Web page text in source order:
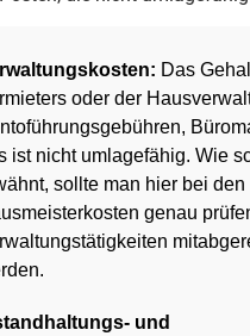
Das
oder der
ist nicht umlagefähig. Wie
sollte man hier bei den
genau
und